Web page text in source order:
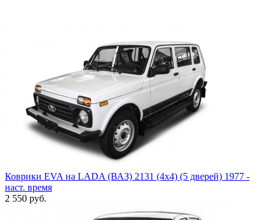
Коврики EVA на LADA (ВАЗ) 2131 (4x4) (5 дверей) 1977 -
наст. время
2 550 руб.